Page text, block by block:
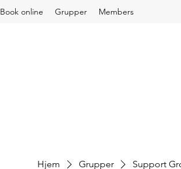
Book online Grupper Members
Hjem Grupper Support